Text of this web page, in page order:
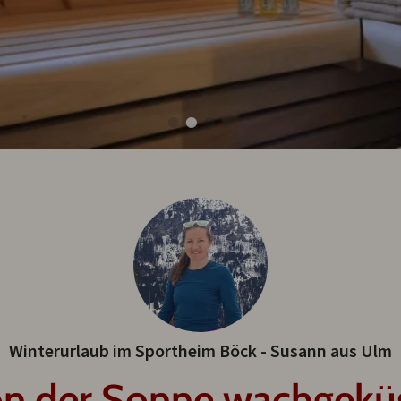
Winterurlaub im Sportheim Böck - Susann aus Ulm